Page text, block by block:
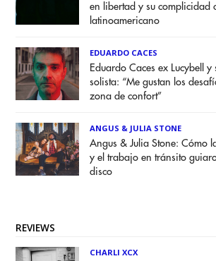
en libertad y su complicidad
latinoamericano
EDUARDO CACES
Eduardo Caces ex Lucybell y
solista: “Me gustan los
zona de confort”
ANGUS & JULIA STONE
Angus & Julia Stone: Cómo
y el trabajo en tránsito
disco
REVIEWS
CHARLI XCX